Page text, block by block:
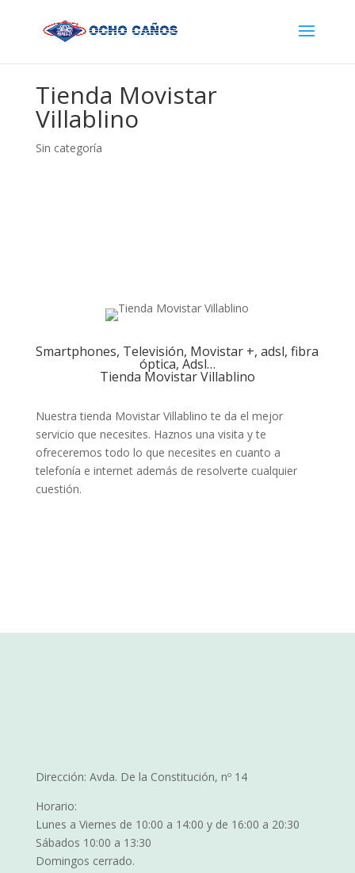
Tienda Movistar
Villablino
Sin categoría
Smartphones, Televisión, Movistar +, adsl, fibra
óptica, Adsl…
Tienda Movistar Villablino
Nuestra tienda Movistar Villablino te da el mejor
servicio que necesites. Haznos una visita y te
ofreceremos todo lo que necesites en cuanto a
telefonía e internet además de resolverte cualquier
cuestión.
Dirección: Avda. De la Constitución, nº 14
Horario:
Lunes a Viernes de 10:00 a 14:00 y de 16:00 a 20:30
Sábados 10:00 a 13:30
Domingos cerrado.